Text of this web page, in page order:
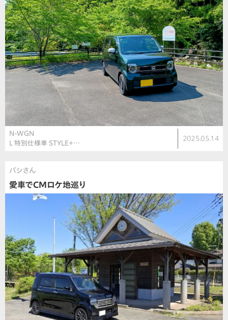
N-WGN
L 特別仕様車 STYLE＋…
2025.05.14
バシさん
愛車でCMロケ地巡り